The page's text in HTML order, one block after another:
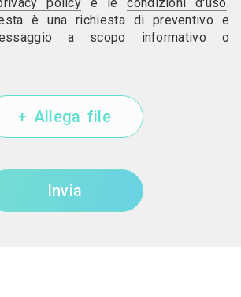
è una richiesta di preventivo e
a scopo informativo o
+ Allega file
Invia